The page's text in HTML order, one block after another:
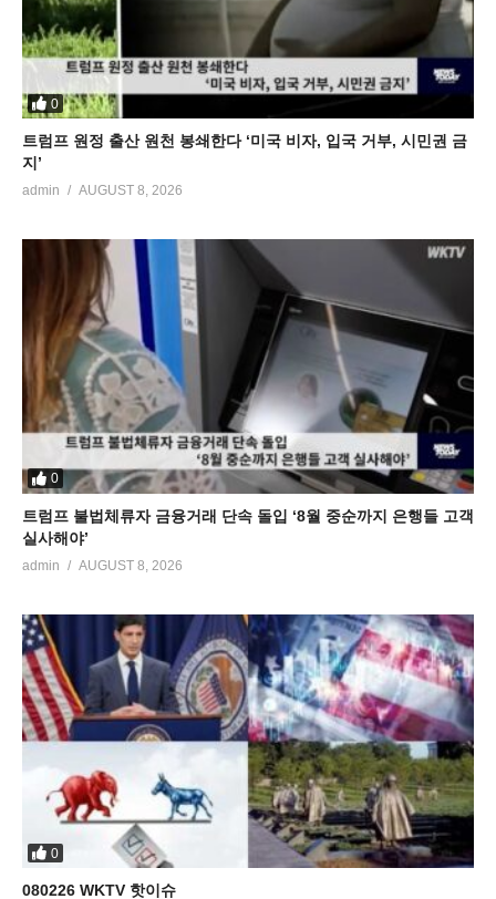
0
트럼프 원정 출산 원천 봉쇄한다 ‘미국 비자, 입국 거부, 시민권 금
지’
admin AUGUST 8, 2026
0
트럼프 불법체류자 금융거래 단속 돌입 ‘8월 중순까지 은행들 고객
실사해야’
admin AUGUST 8, 2026
0
080226 WKTV 핫이슈